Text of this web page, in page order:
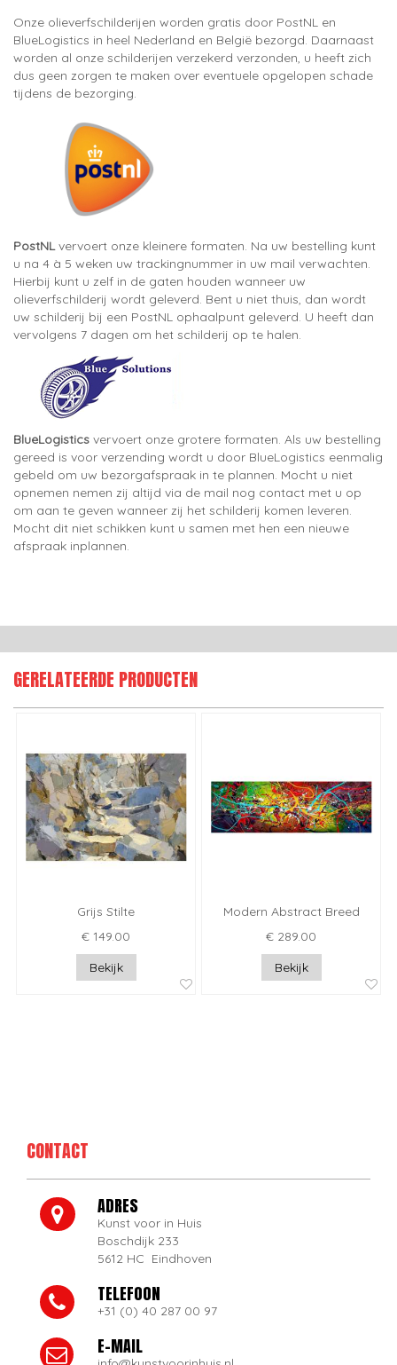
Onze olieverfschilderijen worden gratis door PostNL en
BlueLogistics in heel Nederland en België bezorgd. Daarnaast
worden al onze schilderijen verzekerd verzonden, u heeft zich
dus geen zorgen te maken over eventuele opgelopen schade
tijdens de bezorging.
PostNLvervoert onze kleinere formaten. Na uw bestelling kunt
u na 4 à 5 weken uw trackingnummer in uw mail verwachten.
Hierbij kunt u zelf in de gaten houden wanneer uw
olieverfschilderij wordt geleverd. Bent u niet thuis, dan wordt
uw schilderij bij een PostNL ophaalpunt geleverd. U heeft dan
vervolgens 7 dagen om het schilderij op te halen.
BlueLogistics vervoert onze grotere formaten. Als uw bestelling
gereed is voor verzending wordt u door BlueLogistics eenmalig
gebeld om uw bezorgafspraak in te plannen. Mocht u niet
opnemen nemen zij altijd via de mail nog contact met u op
om aan te geven wanneer zij het schilderij komen leveren.
Mocht dit niet schikken kunt u samen met hen een nieuwe
afspraak inplannen.
GERELATEERDE PRODUCTEN
Grijs Stilte
€ 149.00
Bekijk
Modern Abstract Breed
€ 289.00
Bekijk
CONTACT
ADRES
Kunst voor in Huis
Boschdijk 233
5612 HC Eindhoven
TELEFOON
+31 (0) 40 287 00 97
E-MAIL